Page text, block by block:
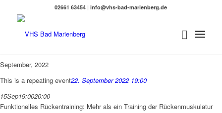
02661 63454 | info@vhs-bad-marienberg.de
September, 2022
This is a repeating event22. September 2022 19:00
15Sep19:0020:00
Funktionelles Rückentraining: Mehr als ein Training der Rückenmuskulatur